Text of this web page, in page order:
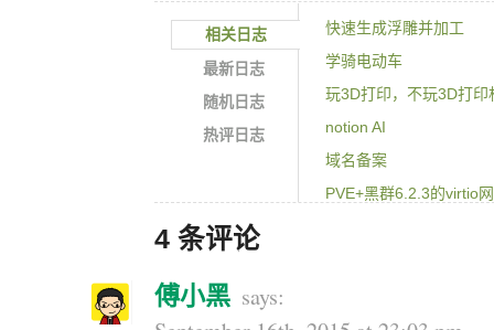
相关日志
最新日志
随机日志
热评日志
快速生成浮雕并加工
学骑电动车
玩3D打印，不玩3D打印
notion AI
域名备案
PVE+黑群6.2.3的virtio
4 条评论
傅小黑